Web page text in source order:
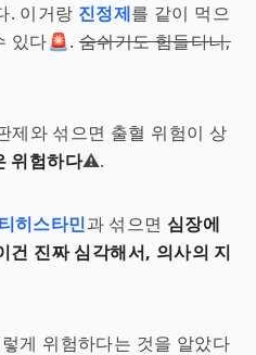
. 이거랑 진정제를 같이 먹으
있다🚨.숨쉬기도 힘들다니,
제와 섞으면 출혈 위험이 상
위험하다⚠️.
히스타민과 섞으면 심장에
건 진짜 심각해서, 의사의 지
게 위험하다는 것을 알았다